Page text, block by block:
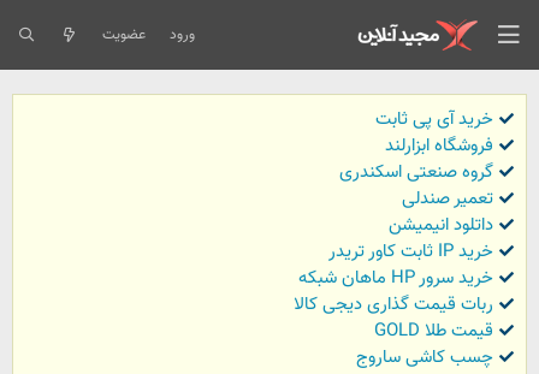
ورود عضویت
خرید آی پی ثابت
فروشگاه ابزارلند
گروه صنعتی اسکندری
تعمیر صندلی
داتلود انیمیشن
خرید IP ثابت کاور تریدر
خرید سرور HP ماهان شبکه
ربات قیمت گذاری دیجی کالا
قیمت طلا GOLD
چسب کاشی ساروج